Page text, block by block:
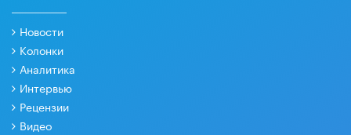
Новости
Колонки
Аналитика
Интервью
Рецензии
Видео